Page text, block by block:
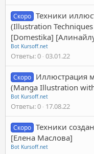
Скоро Техники
(Illustration
[Domestika]
Bot Kursoff.net
Ответы 0 03.01.22
Скоро Иллюстрация
(Manga Illustration
Bot Kursoff.net
Ответы 0 17.08.22
Скоро Техники
[Елена Маслова]
Bot Kursoff.net